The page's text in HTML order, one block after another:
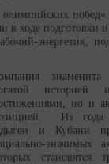
в ходе подготовки
энергетик,
историей
но и
Из года
и Кубани
становятся